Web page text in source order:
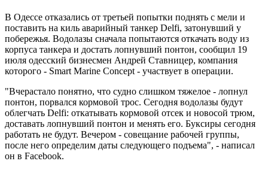
В Одессе отказались от третьей попытки поднять с мели и
поставить на киль аварийный танкер Delfi, затонувший у
побережья. Водолазы сначала попытаются откачать воду из
корпуса танкера и достать лопнувший понтон, сообщил 19
июля одесский бизнесмен Андрей Ставницер, компания
которого - Smart Marine Concept - участвует в операции.
"Вчерастало понятно, что судно слишком тяжелое - лопнул
понтон, порвался кормовой трос. Сегодня водолазы будут
облегчать Delfi: откатывать кормовой отсек и новосой трюм,
доставать лопнувший понтон и менять его. Буксиры сегодня
работать не будут. Вечером - совещание рабочей группы,
после него определим даты следующего подъема", - написал
он в Facebook.